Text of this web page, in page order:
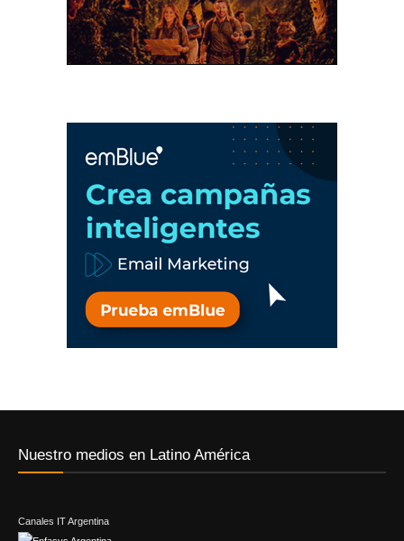
Nuestro medios en Latino América
Canales IT Argentina